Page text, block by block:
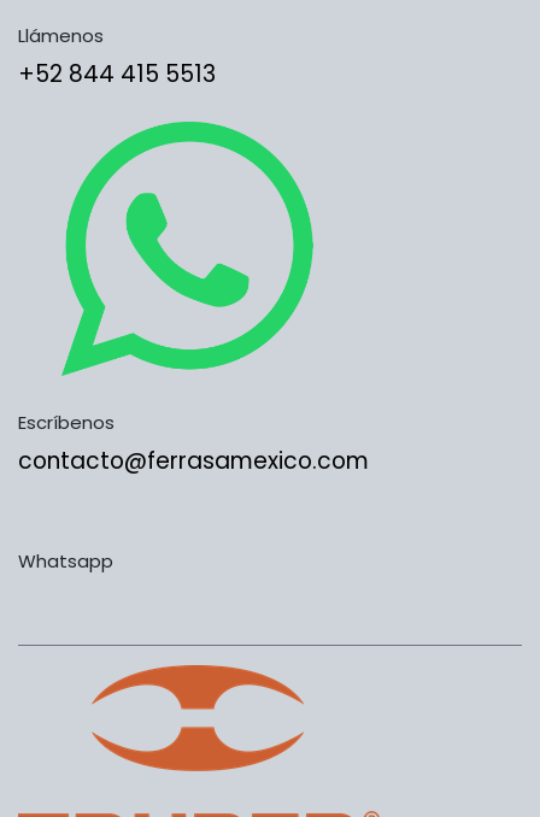
Llámenos
​​​​​​​​​​​​+5​2​ ​8​4​4​ ​4​1​5​ 5​5​1​3​​​​​​​​​​​​​​
Escríbenos
contacto@ferrasamexico.com
Whatsapp